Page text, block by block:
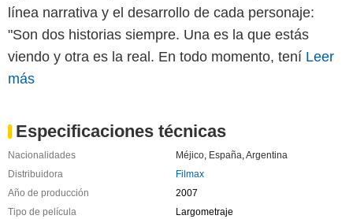
línea narrativa y el desarrollo de cada personaje:
"Son dos historias siempre. Una es la que estás
viendo y otra es la real. En todo momento, tení Leer
más
Especificaciones técnicas
Nacionalidades Méjico, España,Argentina
Distribuidora
Filmax
Año de producción
2007
Tipo de película
Largometraje